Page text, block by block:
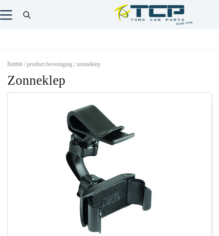
home / product bevestiging / zonneklep
Zonneklep